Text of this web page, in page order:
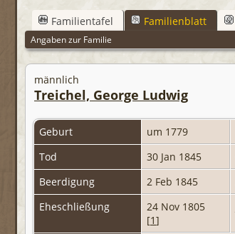
Familientafel Familienblatt
Angaben zur Familie
männlich
Treichel, George Ludwig
Geburt
um 1779
Tod
30 Jan 1845
Beerdigung
2 Feb 1845
Eheschließung
24 Nov 1805
[1]